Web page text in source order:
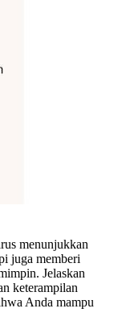
menunjukkan
juga memberi
Jelaskan
keterampilan
Anda mampu